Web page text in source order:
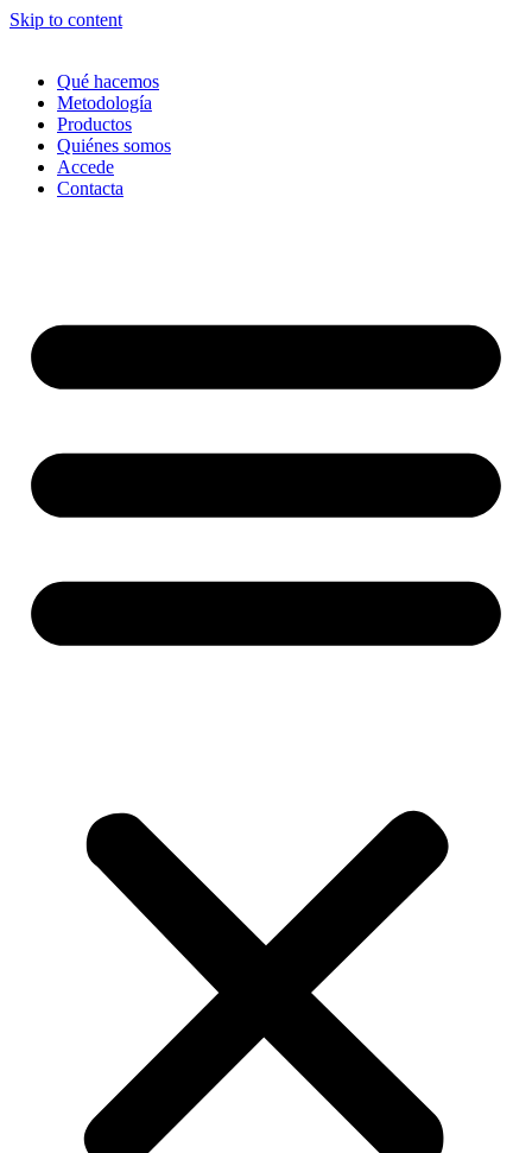
Skip to content
Qué hacemos
Metodología
Productos
Quiénes somos
Accede
Contacta